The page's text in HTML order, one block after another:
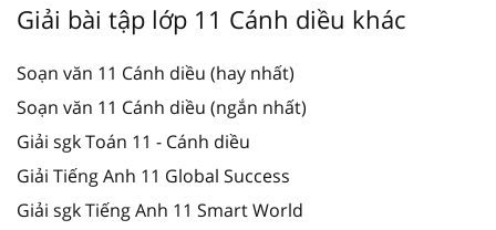
Giải bài tập lớp 11 Cánh diều khác
Soạn văn 11 Cánh diều (hay nhất)
Soạn văn 11 Cánh diều (ngắn nhất)
Giải sgk Toán 11 - Cánh diều
Giải Tiếng Anh 11 Global Success
Giải sgk Tiếng Anh 11 Smart World